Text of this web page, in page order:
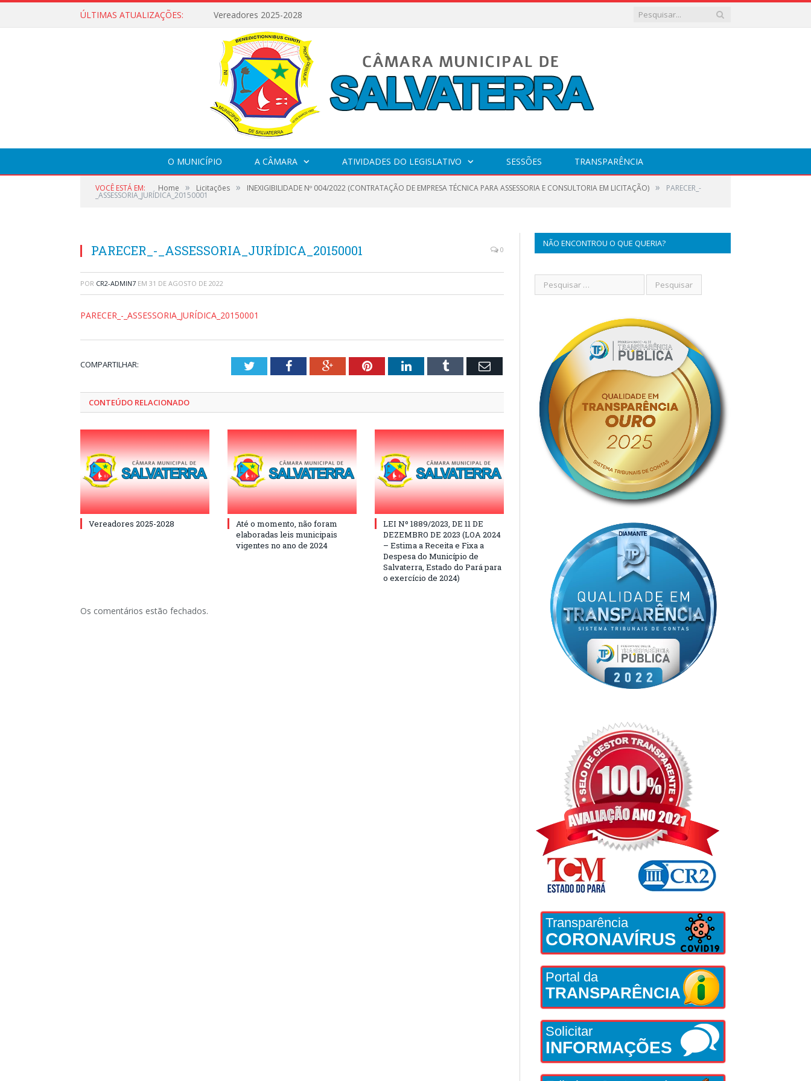
ÚLTIMAS ATUALIZAÇÕES: Vereadores 2025-2028
O MUNICÍPIO A CÂMARA ATIVIDADES DO LEGISLATIVO SESSÕES TRANSPARÊNCIA
VOCÊ ESTÁ EM: Home » Licitações » INEXIGIBILIDADE Nº 004/2022 (CONTRATAÇÃ​O DE EMPRESA TÉCNICA PARA ASSESSORIA E CONSULTORIA EM LICITAÇÃO) » PARECER_-
_ASSESSORIA_JURÍDICA_20150001
PARECER_-_ASSESSORIA_JURÍDICA_20150001 0
POR CR2-ADMIN7 EM 31 DE AGOSTO DE 2022
PARECER_-_ASSESSORIA_JURÍDICA_20150001
COMPARTILHAR: TwitterFacebookGoogle+PinterestLinkedInTumblr Email
CONTEÚDO RELACIONADO
Vereadores 2025-2028
Até o momento, não foram
elaboradas leis municipais
vigentes no ano de 2024
LEI Nº 1889/2023, DE 11 DE
DEZEMBRO DE 2023 (LOA 2024
– Estima a Receita e Fixa a
Despesa do Município de
Salvaterra, Estado do Pará para
o exercício de 2024)
Os comentários estão fechados.
NÃO ENCONTROU O QUE QUERIA?
Transparência
CORONAVÍRUS
Portal da
TRANSPARÊNCIA
Solicitar
INFORMAÇÕES